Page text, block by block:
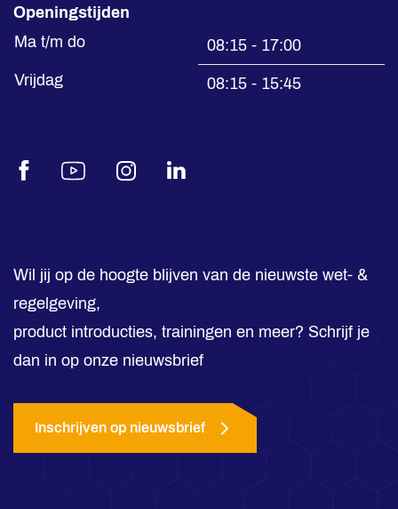
Openingstijden
Ma t/m do
08:15 - 17:00
Vrijdag
08:15 - 15:45
FacebookYoutubeInstagramLinkedIn
Wil jij op de hoogte blijven van de nieuwste wet- &
regelgeving,
product introducties, trainingen en meer? Schrijf je
dan in op onze nieuwsbrief
Inschrijven op nieuwsbrief